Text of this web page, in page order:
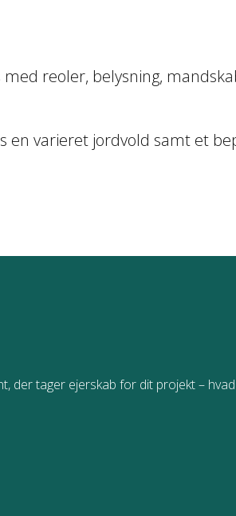
reoler, belysning,
en varieret jordvold samt et
tager ejerskab for dit projekt –